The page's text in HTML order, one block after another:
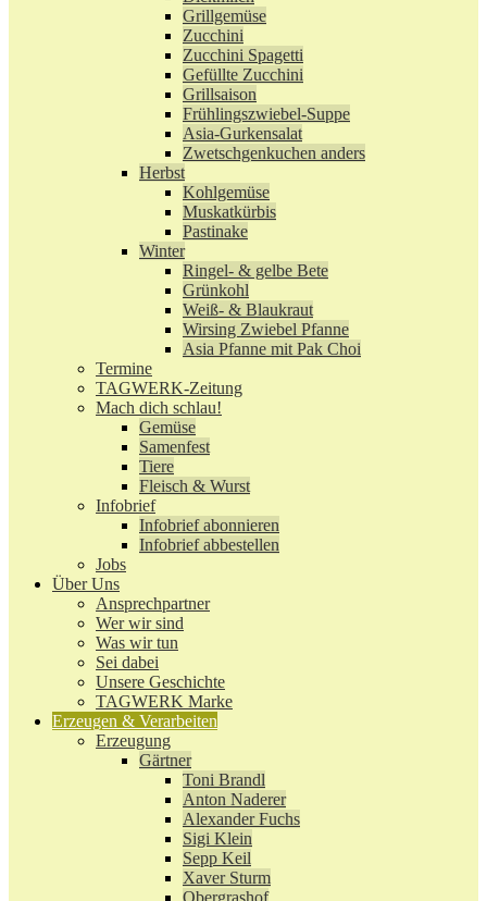
Grillgemüse
Zucchini
Zucchini Spagetti
Gefüllte Zucchini
Grillsaison
Frühlingszwiebel-Suppe
Asia-Gurkensalat
Zwetschgenkuchen anders
Herbst
Kohlgemüse
Muskatkürbis
Pastinake
Winter
Ringel- & gelbe Bete
Grünkohl
Weiß- & Blaukraut
Wirsing Zwiebel Pfanne
Asia Pfanne mit Pak Choi
Termine
TAGWERK-Zeitung
Mach dich schlau!
Gemüse
Samenfest
Tiere
Fleisch & Wurst
Infobrief
Infobrief abonnieren
Infobrief abbestellen
Jobs
Über Uns
Ansprechpartner
Wer wir sind
Was wir tun
Sei dabei
Unsere Geschichte
TAGWERK Marke
Erzeugen & Verarbeiten
Erzeugung
Gärtner
Toni Brandl
Anton Naderer
Alexander Fuchs
Sigi Klein
Sepp Keil
Xaver Sturm
Obergrashof